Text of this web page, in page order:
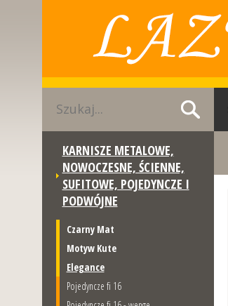
KARNISZE METALOWE,
NOWOCZESNE, ŚCIENNE,
SUFITOWE, POJEDYNCZE I
PODWÓJNE
Czarny Mat
Motyw Kute
Elegance
Pojedyncze fi 16